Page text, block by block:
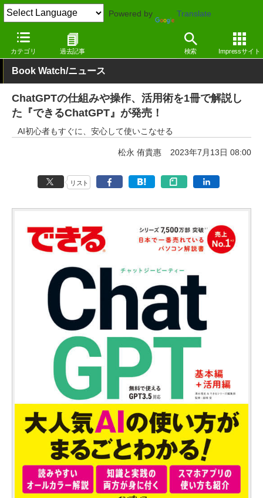
Powered by Translate
カテゴリ 過去記事 検索 Impressサイト
窓の杜 電子書籍・本
Book Watch/ニュース
ChatGPTの仕組みや操作、活用術を1冊で解説し
た『できるChatGPT』が発売！
AI初心者もすぐに、安心して使いこなせる
松永 侑貴惠 2023年7月13日 08:00
リスト